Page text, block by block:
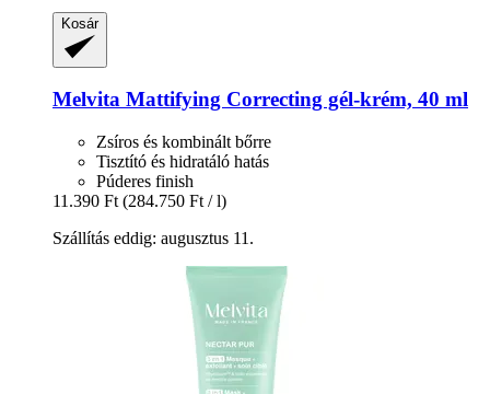
Kosár
Melvita Mattifying Correcting gél-​krém, 40 ml
Zsíros és kombinált bőrre
Tisztító és hidratáló hatás
Púderes finish
11.390 Ft (284.750 Ft / l)
Szállítás eddig: augusztus 11.